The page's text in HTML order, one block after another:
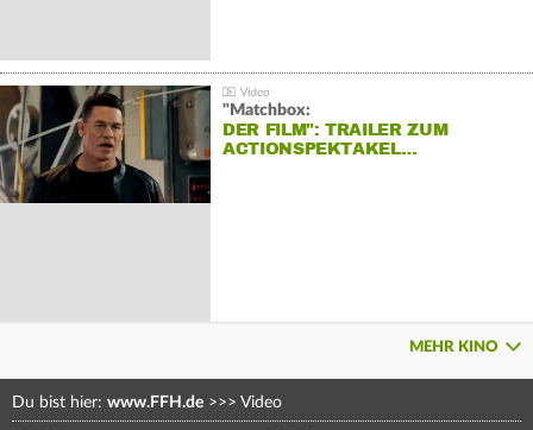
"Matchbox:
DER FILM": TRAILER ZUM
ACTIONSPEKTAKEL…
MEHR KINO
Du bist hier: www.FFH.de >>> Video